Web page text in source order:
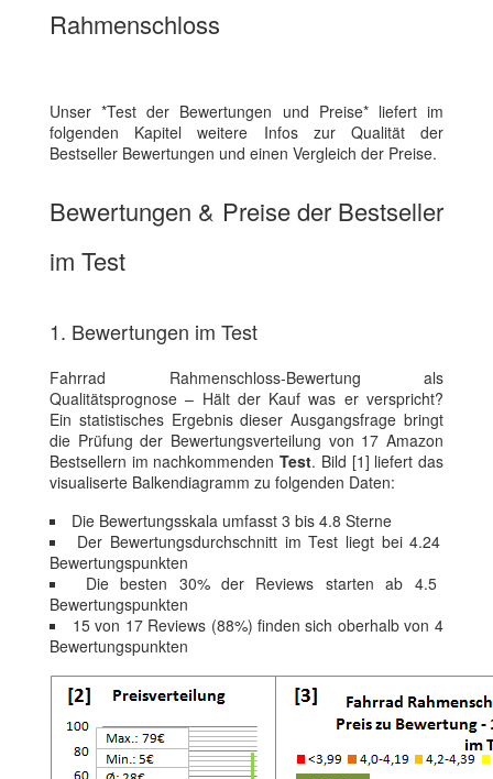
Rahmenschloss
Unser *Test der Bewertungen und Preise* liefert im
folgenden Kapitel weitere Infos zur Qualität der
Bestseller Bewertungen und einen Vergleich der Preise.
Bewertungen & Preise der Bestseller
im Test
1. Bewertungen im Test
Fahrrad Rahmenschloss-Bewertung als
Qualitätsprognose – Hält der Kauf was er verspricht?
Ein statistisches Ergebnis dieser Ausgangsfrage bringt
die Prüfung der Bewertungsverteilung von 17 Amazon
Bestsellern im nachkommendenTest. Bild [1] liefert das
visualiserte Balkendiagramm zu folgenden Daten:
Die Bewertungsskala umfasst 3 bis 4.8 Sterne
Der Bewertungsdurchschnitt im Test liegt bei 4.24
Bewertungspunkten
Die besten 30% der Reviews starten ab 4.5
Bewertungspunkten
15 von 17 Reviews (88%) finden sich oberhalb von 4
Bewertungspunkten